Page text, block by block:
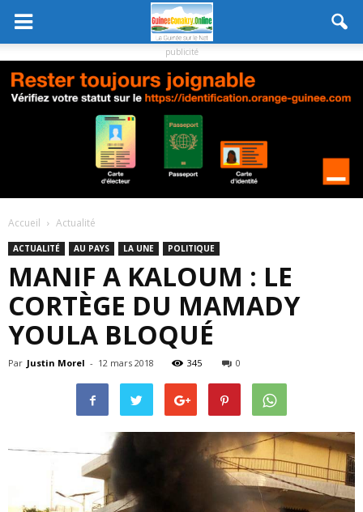
publicité
Accueil Actualité
ACTUALITÉ AU PAYS LA UNE POLITIQUE
MANIF A KALOUM : LE
CORTÈGE DU MAMADY
YOULA BLOQUÉ
Par Justin Morel - 12 mars 2018 345 0